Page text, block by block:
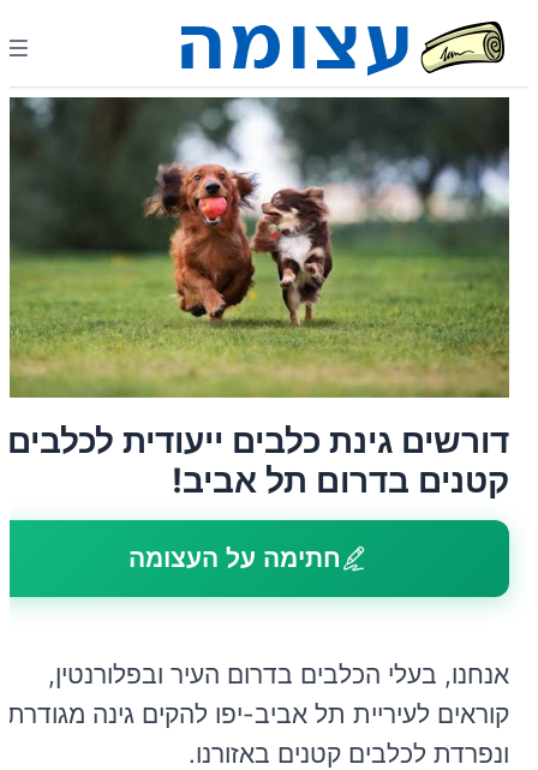
דורשים גינת כלבים ייעודית לכלבים
קטנים בדרום תל אביב!
חתימה על העצומה
אנחנו, בעלי הכלבים בדרום העיר ובפלורנטין,
קוראים לעיריית תל אביב-יפו להקים גינה מגודרת
ונפרדת לכלבים קטנים באזורנו.